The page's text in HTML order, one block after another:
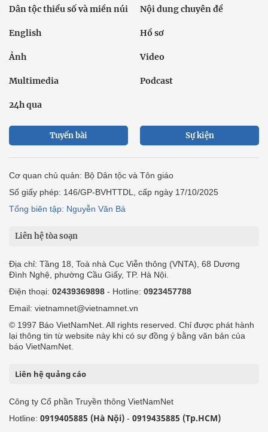
Dân tộc thiểu số và miền núi Nội dung chuyên đề
English Hồ sơ
Ảnh Video
Multimedia Podcast
24h qua
Tuyến bài Sự kiện
Cơ quan chủ quản: Bộ Dân tộc và Tôn giáo
Số giấy phép: 146/GP-BVHTTDL, cấp ngày 17/10/2025
Tổng biên tập: Nguyễn Văn Bá
Liên hệ tòa soạn
Địa chỉ: Tầng 18, Toà nhà Cục Viễn thông (VNTA), 68 Dương
Đình Nghệ, phường Cầu Giấy, TP. Hà Nội.
Điện thoại: 02439369898 - Hotline: 0923457788
Email: vietnamnet@vietnamnet.vn
© 1997 Báo VietNamNet. All rights reserved. Chỉ được phát hành
lại thông tin từ website này khi có sự đồng ý bằng văn bản của
báo VietNamNet.
Liên hệ quảng cáo
Công ty Cổ phần Truyền thông VietNamNet
Hotline: 0919405885 (Hà Nội) - 0919435885 (Tp.HCM)